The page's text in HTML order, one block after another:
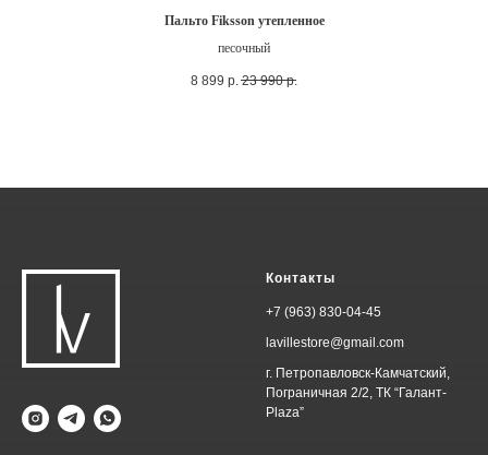
Пальто Fiksson утепленное
песочный
8 899 р. 23 990 р.
Контакты
+7 (963) 830-04-45
lavillestore@gmail.com
г. Петропавловск-Камчатский,
Пограничная 2/2, ТК “Галант-
Plaza”